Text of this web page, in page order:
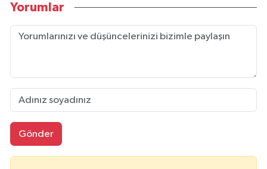
Yorumlar
Gönder